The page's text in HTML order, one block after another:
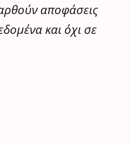
αποφάσεις
και όχι σε